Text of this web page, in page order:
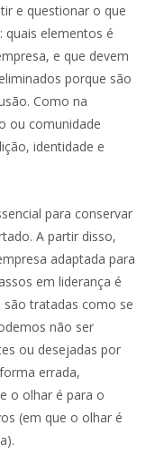
e questionar o que
elementos é
e que devem
porque são
Como na
ou comunidade
identidade e
para conservar
A partir disso,
adaptada para
em liderança é
são tratadas como se
não ser
ou desejadas por
errada,
o olhar é para o
(em que o olhar é